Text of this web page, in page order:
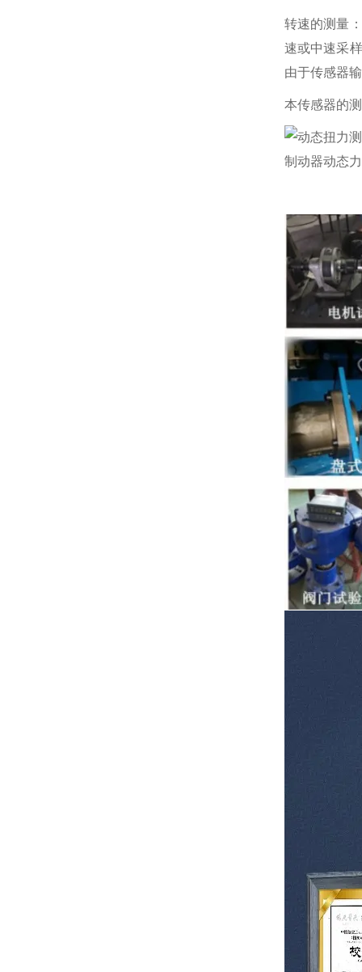
转速的测量
速或中速采
由于传感器
本传感器的
制动器动态